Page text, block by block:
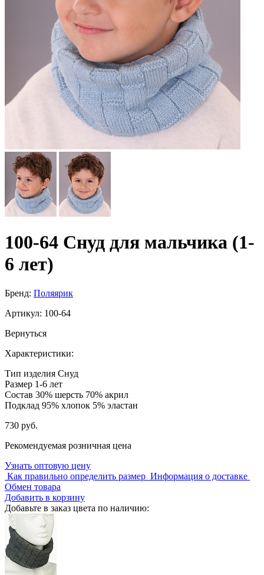
100-64 Снуд для мальчика (1-
6 лет)
Бренд: Поляярик
Артикул: 100-64
Вернуться
Характеристики:
Тип изделия Снуд
Размер 1-6 лет
Состав 30% шерсть 70% акрил
Подклад 95% хлопок 5% эластан
730 руб.
Рекомендуемая розничная цена
Узнать оптовую цену
Как правильно определить размер Информация о доставке
Обмен товара
Добавить в корзину
Добавьте в заказ цвета по наличию: